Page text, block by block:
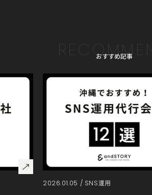
おすすめ記事
2026.01.05 / SNS運用